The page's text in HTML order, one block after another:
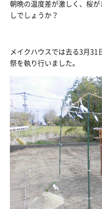
朝晩の温度差が激しく、桜
しでしょうか？
メイクハウスでは去る3月31
祭を執り行いました。